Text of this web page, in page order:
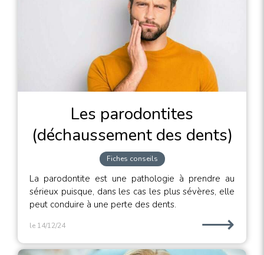
Les parodontites
(déchaussement des dents)
Fiches conseils
La parodontite est une pathologie à prendre au
sérieux puisque, dans les cas les plus sévères, elle
peut conduire à une perte des dents.
le 14/12/24 ⟶